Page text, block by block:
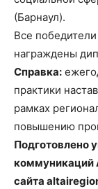
(Барнаул).
Все
награждены
Справка:
практики
рамках
повышению
Подготовлено
коммуникаций
сайта